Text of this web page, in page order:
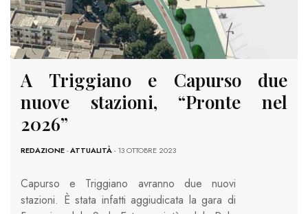
A Triggiano e Capurso due
nuove stazioni, “Pronte nel
2026”
REDAZIONE-ATTUALITÀ- 13 OTTOBRE 2023
Capurso e Triggiano avranno due nuovi
stazioni. È stata infatti aggiudicata la gara di